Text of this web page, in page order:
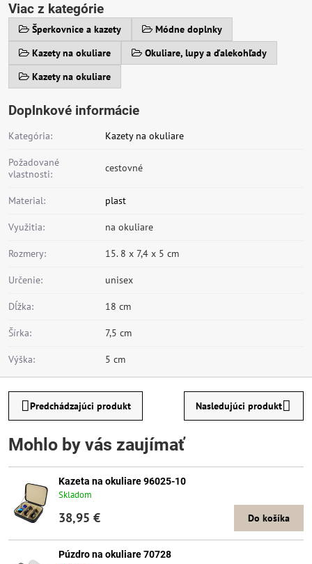
Viac z kategórie
Šperkovnice a kazety
Módne doplnky
Kazety na okuliare
Okuliare, lupy a ďalekohľady
Kazety na okuliare
Doplnkové informácie
Kategória: Kazety na okuliare
Požadované
vlastnosti:
cestovné
Material: plast
Využitia: na okuliare
Rozmery: 15. 8 x 7,4 x 5 cm
Určenie: unisex
Dĺžka: 18 cm
Šírka: 7,5 cm
Výška: 5 cm
Predchádzajúci produkt Nasledujúci produkt
Mohlo by vás zaujímať
Kazeta na okuliare 96025-10
Skladom
38,95 € Do košíka
Púzdro na okuliare 70728